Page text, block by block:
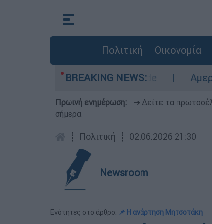
Πολιτική Οικονομία
BREAKING NEWS:
περιοχές σε red code Αμερικανικός
Πρωινή ενημέρωση: ➔ Δείτε τα
σήμερα
┋ Πολιτική ┋ 02.06.2026 21:30
Newsroom
Ενότητες στο άρθρο: 📌 Η ανάρτηση Μητσοτάκη